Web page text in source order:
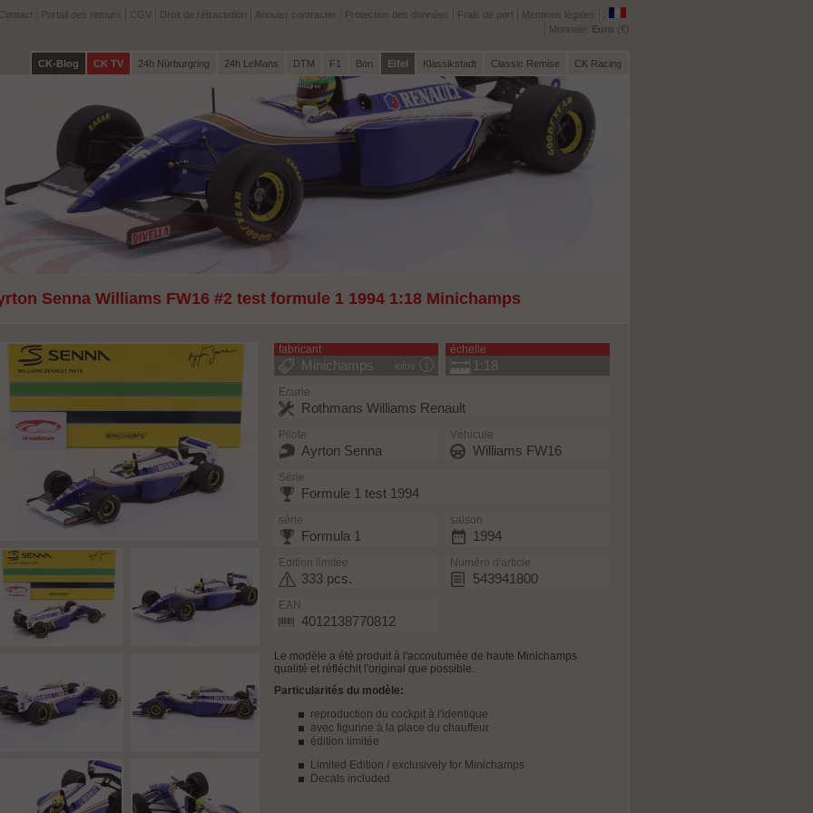
Contact Portail des retours CGV Droit de rétractation Annuler contracter Protection des données Frais de port Mentions légales
:
Monnaie: Euro (€)
CK-Blog CK TV 24h Nürburgring 24h LeMans DTM F1 Bon Eifel Klassikstadt Classic Remise CK Racing
Senna Williams FW16 #2 test formule 1 1994 1:18 Minichamps
fabricant
infos
Minichamps
échelle
1:18
Ecurie
Rothmans Williams Renault
Pilote
Ayrton Senna
Véhicule
Williams FW16
Série
Formule 1 test 1994
série
Formula 1
saison
1994
Edition limitée
333 pcs.
Numéro d'article
543941800
EAN
4012138770812
Le modèle a été produit à l'accoutumée de haute Minichamps
qualité et réfléchit l'original que possible.
Particularités du modèle:
reproduction du cockpit à l'identique
avec figurine à la place du chauffeur
édition limitée
Limited Edition / exclusively for Minichamps
Decals included